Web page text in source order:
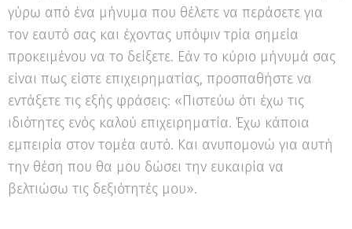
γύρω από ένα μήνυμα που θέλετε να περάσετε για
τον εαυτό σας και έχοντας υπόψιν τρία σημεία
προκειμένου να το δείξετε. Εάν το κύριο μήνυμά σας
είναι πως είστε επιχειρηματίας, προσπαθήστε να
εντάξετε τις εξής φράσεις: «Πιστεύω ότι έχω τις
ιδιότητες ενός καλού επιχειρηματία. Έχω κάποια
εμπειρία στον τομέα αυτό. Και ανυπομονώ για αυτή
την θέση που θα μου δώσει την ευκαιρία να
βελτιώσω τις δεξιότητές μου».